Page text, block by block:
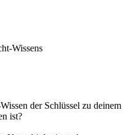
Wissens
der Schlüssel zu deinem
ist?